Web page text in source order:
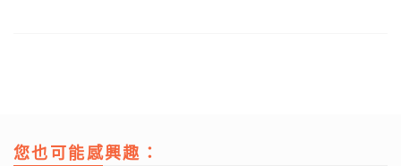
您也可能感興趣：